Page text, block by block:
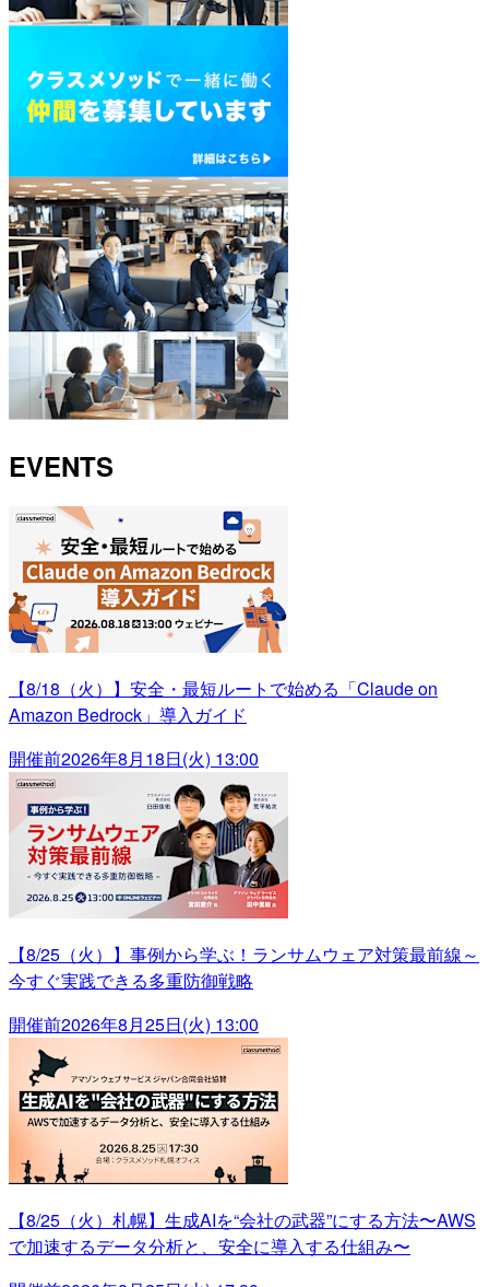
EVENTS
【8/18（火）】安全・最短ルートで始める「Claude on
Amazon Bedrock」導入ガイド
開催前2026年8月18日(火) 13:00
【8/25（火）】事例から学ぶ！ランサムウェア対策最前線～
今すぐ実践できる多重防御戦略
開催前2026年8月25日(火) 13:00
【8/25（火）札幌】生成AIを“会社の武器”にする方法〜AWS
で加速するデータ分析と、安全に導入する仕組み〜